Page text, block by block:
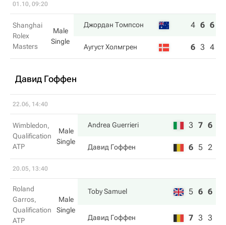
01.10, 09:20
Shanghai
Rolex
Masters
Male
Single
Джордан Томпсон 4 6 6
Аугуст Холмгрен 6 3 4
Давид Гоффен
22.06, 14:40
Wimbledon,
Qualification
ATP
Male
Single
Andrea Guerrieri 3 7 6
Давид Гоффен 6 5 2
20.05, 13:40
Roland
Garros,
Qualification
ATP
Male
Single
Toby Samuel 5 6 6
Давид Гоффен 7 3 3